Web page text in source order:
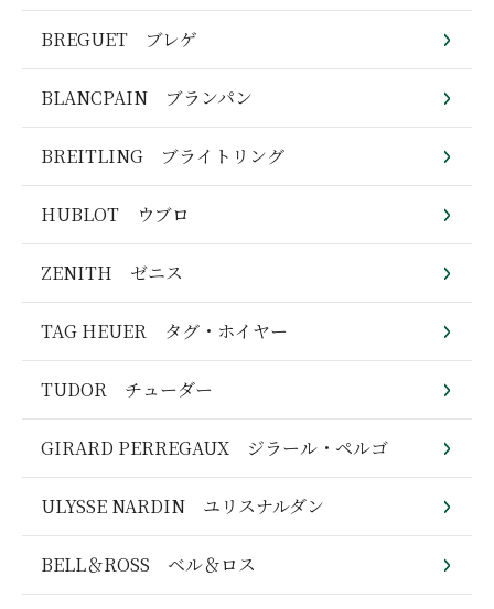
BREGUET ブレゲ
BLANCPAIN ブランパン
BREITLING ブライトリング
HUBLOT ウブロ
ZENITH ゼニス
TAG HEUER タグ・ホイヤー
TUDOR チューダー
GIRARD PERREGAUX ジラール・ペルゴ
ULYSSE NARDIN ユリスナルダン
BELL＆ROSS ベル＆ロス